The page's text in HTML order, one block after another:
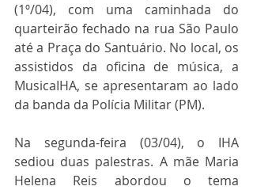
(1º/04), com uma caminhada do
quarteirão fechado na rua São Paulo
até a Praça do Santuário. No local, os
assistidos da oficina de música, a
MusicaIHA, se apresentaram ao lado
da banda da Polícia Militar (PM).
Na segunda-feira (03/04), o IHA
sediou duas palestras. A mãe Maria
Helena Reis abordou o tema